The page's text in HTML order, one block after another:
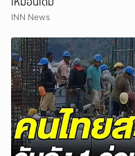
INN News